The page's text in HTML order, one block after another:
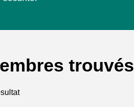
trouvés